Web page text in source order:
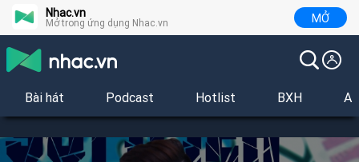
Nhac.vn
Mở trong ứng dụng Nhac.vn MỞ
Bài hát Podcast Hotlist BXH